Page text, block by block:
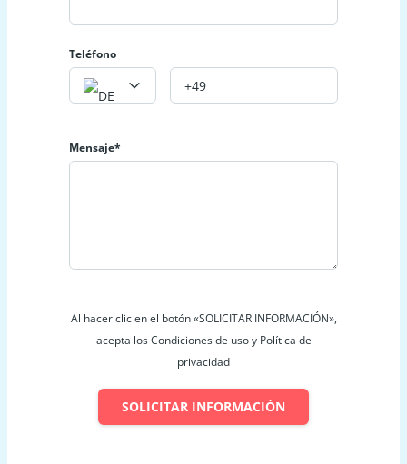
Teléfono
Mensaje*
Al hacer clic en el botón «SOLICITAR INFORMACIÓN»,
acepta los Condiciones de uso y Política de
privacidad
SOLICITAR INFORMACIÓN